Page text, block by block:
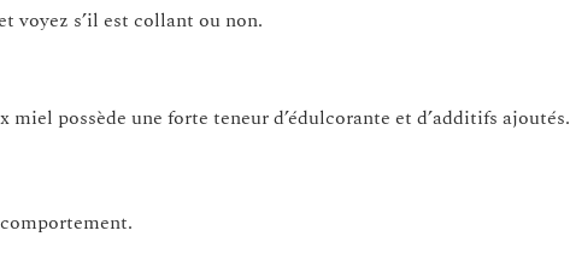
voyez s’il est collant ou non.
possède une forte teneur d’édulcorante et d’additifs ajoutés.